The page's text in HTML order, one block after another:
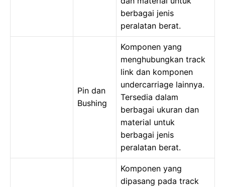
berbagai jenis
peralatan berat.
Pin dan
Bushing
Komponen yang
menghubungkan track
link dan komponen
undercarriage lainnya.
Tersedia dalam
berbagai ukuran dan
material untuk
berbagai jenis
peralatan berat.
Komponen yang
dipasang pada track